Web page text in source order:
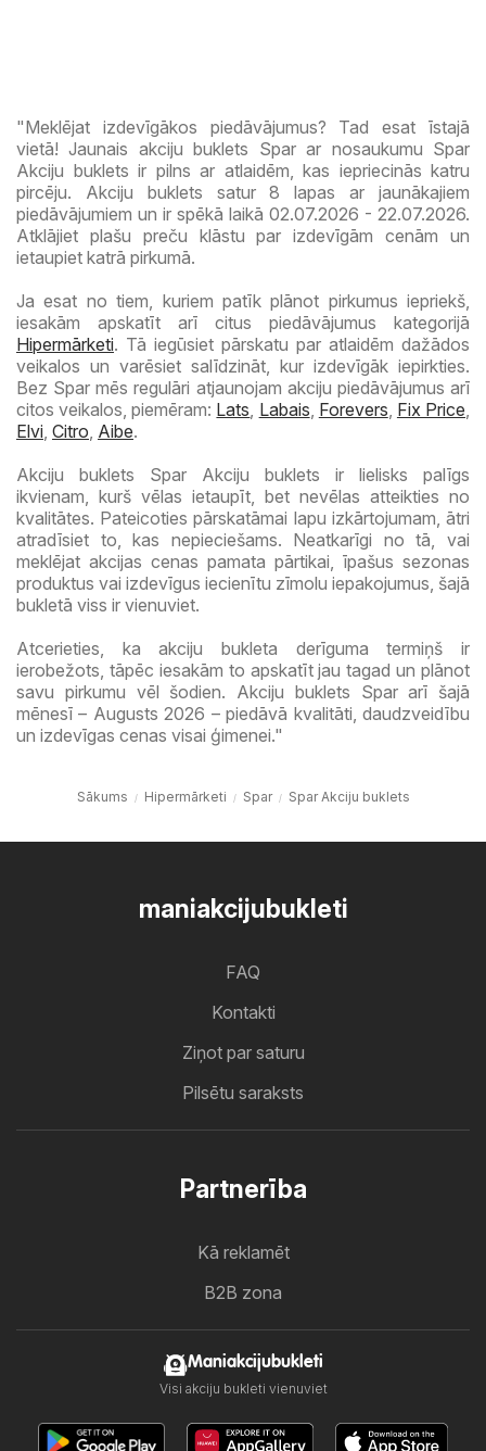
"Meklējat izdevīgākos piedāvājumus? Tad esat īstajā
vietā! Jaunais akciju buklets Spar ar nosaukumu Spar
Akciju buklets ir pilns ar atlaidēm, kas iepriecinās katru
pircēju. Akciju buklets satur 8 lapas ar jaunākajiem
piedāvājumiem un ir spēkā laikā 02.07.2026 - 22.07.2026.
Atklājiet plašu preču klāstu par izdevīgām cenām un
ietaupiet katrā pirkumā.
Ja esat no tiem, kuriem patīk plānot pirkumus iepriekš,
iesakām apskatīt arī citus piedāvājumus kategorijā
Hipermārketi. Tā iegūsiet pārskatu par atlaidēm dažādos
veikalos un varēsiet salīdzināt, kur izdevīgāk iepirkties.
Bez Spar mēs regulāri atjaunojam akciju piedāvājumus arī
citos veikalos, piemēram: Lats, Labais, Forevers, Fix Price,
Elvi, Citro, Aibe.
Akciju buklets Spar Akciju buklets ir lielisks palīgs
ikvienam, kurš vēlas ietaupīt, bet nevēlas atteikties no
kvalitātes. Pateicoties pārskatāmai lapu izkārtojumam, ātri
atradīsiet to, kas nepieciešams. Neatkarīgi no tā, vai
meklējat akcijas cenas pamata pārtikai, īpašus sezonas
produktus vai izdevīgus iecienītu zīmolu iepakojumus, šajā
bukletā viss ir vienuviet.
Atcerieties, ka akciju bukleta derīguma termiņš ir
ierobežots, tāpēc iesakām to apskatīt jau tagad un plānot
savu pirkumu vēl šodien. Akciju buklets Spar arī šajā
mēnesī – Augusts 2026 – piedāvā kvalitāti, daudzveidību
un izdevīgas cenas visai ģimenei."
Sākums Hipermārketi Spar Spar Akciju buklets
maniakcijubukleti
FAQ
Kontakti
Ziņot par saturu
Pilsētu saraksts
Partnerība
Kā reklamēt
B2B zona
Maniakcijubukleti
Visi akciju bukleti vienuviet